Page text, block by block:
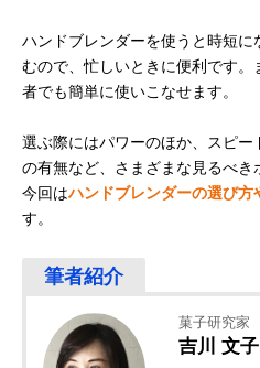
ハンドブレンダーを使うと時短
むので、忙しいときに便利です
者でも簡単に使いこなせます。
選ぶ際にはパワーのほか、スピ
の有無など、さまざまな見るべき
今回はハンドブレンダーの選び方
す。
菓子研究家
吉川 文